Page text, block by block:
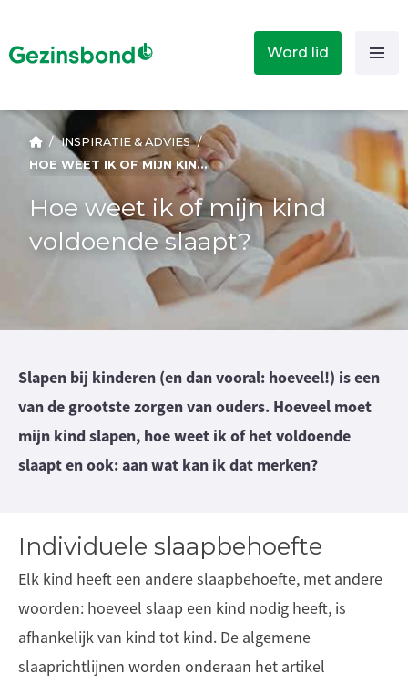
Word lid
/ INSPIRATIE & ADVIES /
HOE WEET IK OF MIJN KIND VOLDOENDE SLAAPT?
Hoe weet ik of mijn kind
voldoende slaapt?
Slapen bij kinderen (en dan vooral: hoeveel!) is een
van de grootste zorgen van ouders. Hoeveel moet
mijn kind slapen, hoe weet ik of het voldoende
slaapt en ook: aan wat kan ik dat merken?
Individuele slaapbehoefte
Elk kind heeft een andere slaapbehoefte, met andere
woorden: hoeveel slaap een kind nodig heeft, is
afhankelijk van kind tot kind. De algemene
slaaprichtlijnen worden onderaan het artikel